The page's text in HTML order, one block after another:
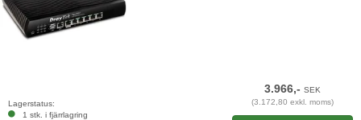
Lagerstatus:
1 stk. i fjärrlagring
3.966,-SEK
(3.172,80 exkl. moms)